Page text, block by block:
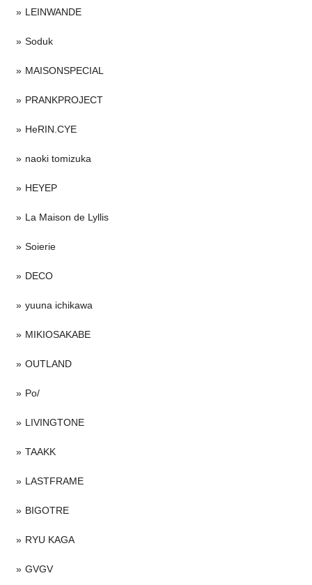
LEINWANDE
Soduk
MAISONSPECIAL
PRANKPROJECT
HeRIN.CYE
naoki tomizuka
HEYEP
La Maison de Lyllis
Soierie
DECO
yuuna ichikawa
MIKIOSAKABE
OUTLAND
Po/
LIVINGTONE
TAAKK
LASTFRAME
BIGOTRE
RYU KAGA
GVGV